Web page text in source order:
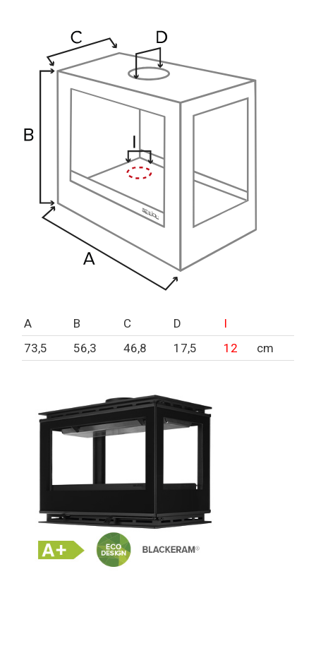
A B C D
I
73,5
56,3 46,8 17,5 12 cm